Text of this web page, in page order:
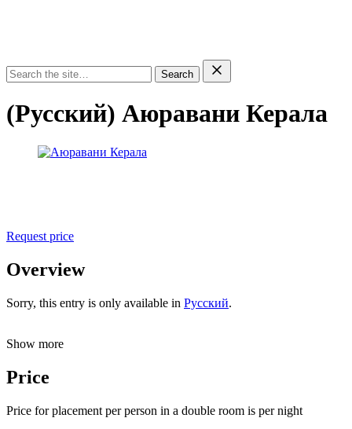
Search
(Русский) Аюравани Керала
Request price
Overview
Sorry, this entry is only available in Русский.
Show more
Price
Price for placement per person in a double room is per night